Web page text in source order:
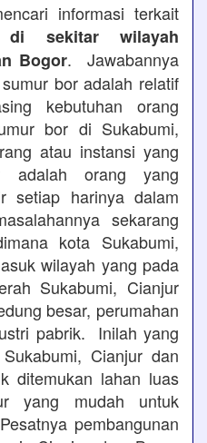
informasi terkait
sekitar wilayah
Bogor. Jawabannya
bor adalah relatif
kebutuhan orang
bor di Sukabumi,
atau instansi yang
adalah orang yang
setiap harinya dalam
sekarang
kota Sukabumi,
wilayah yang pada
Sukabumi, Cianjur
besar, perumahan
pabrik. Inilah yang
Cianjur dan
ditemukan lahan luas
yang mudah untuk
pembangunan